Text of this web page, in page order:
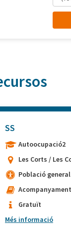
SS
Autoocupació2
Les Corts / Les
Població general
Gratuït
Més informació